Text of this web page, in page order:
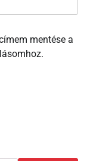
mentése a